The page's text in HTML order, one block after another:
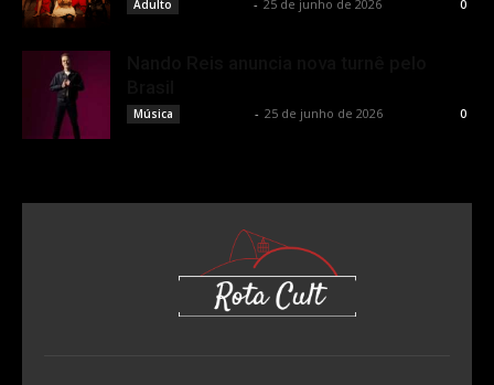
Adulto - 25 de junho de 2026 0
Música - 25 de junho de 2026 0